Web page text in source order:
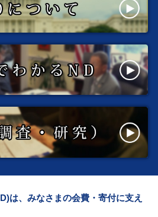
は、みなさまの会費・寄付に支え